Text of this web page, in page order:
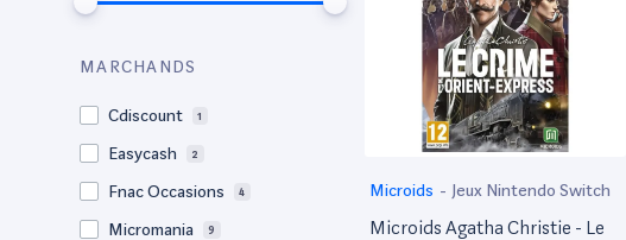
MARCHANDS
Cdiscount 1
Easycash 2
Fnac Occasions 4
Micromania 9
Microids - Jeux Nintendo Switch
Microids Agatha Christie - Le